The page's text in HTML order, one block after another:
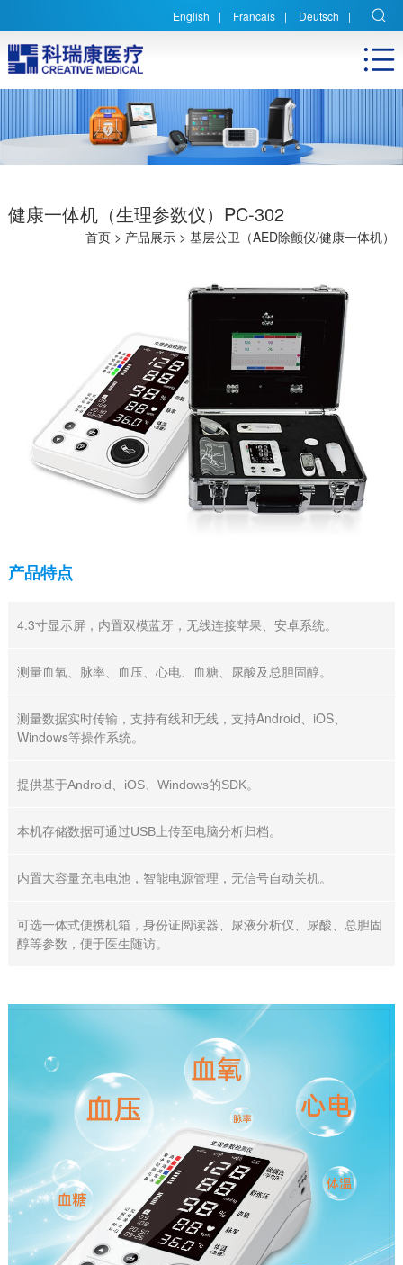
English | Francais | Deutsch |
健康一体机（生理参数仪）PC-302
首页 > 产品展示 >基层公卫（AED除颤仪/健康一体机）
产品特点
4.3寸显示屏，内置双模蓝牙，无线连接苹果、安卓系统。
测量血氧、脉率、血压、心电、血糖、尿酸及总胆固醇。
测量数据实时传输，支持有线和无线，支持Android、iOS、
Windows等操作系统。
提供基于Android、iOS、Windows的SDK。
本机存储数据可通过USB上传至电脑分析归档。
内置大容量充电电池，智能电源管理，无信号自动关机。
可选一体式便携机箱，身份证阅读器、尿液分析仪、尿酸、总胆固
醇等参数，便于医生随访。